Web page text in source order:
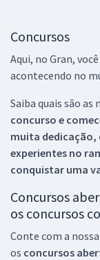
Concursos
Aqui, no Gran,
acontecendo no
Saiba quais são
concurso e
muita dedicação,
experientes no
conquistar uma
Concursos
os concursos
Conte com a
os concursos